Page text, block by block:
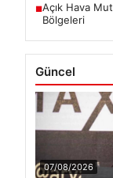
■Açık Hava
Bölgeleri
Güncel
07/08/2026